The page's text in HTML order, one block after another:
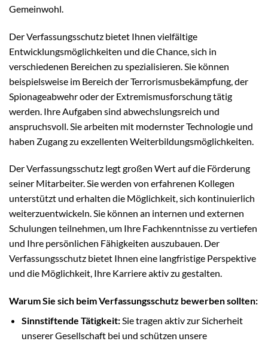
Gemeinwohl.
Der Verfassungsschutz bietet Ihnen vielfältige
Entwicklungsmöglichkeiten und die Chance, sich in
verschiedenen Bereichen zu spezialisieren. Sie können
beispielsweise im Bereich der Terrorismusbekämpfung, der
Spionageabwehr oder der Extremismusforschung tätig
werden. Ihre Aufgaben sind abwechslungsreich und
anspruchsvoll. Sie arbeiten mit modernster Technologie und
haben Zugang zu exzellenten Weiterbildungsmöglichkeiten.
Der Verfassungsschutz legt großen Wert auf die Förderung
seiner Mitarbeiter. Sie werden von erfahrenen Kollegen
unterstützt und erhalten die Möglichkeit, sich kontinuierlich
weiterzuentwickeln. Sie können an internen und externen
Schulungen teilnehmen, um Ihre Fachkenntnisse zu vertiefen
und Ihre persönlichen Fähigkeiten auszubauen. Der
Verfassungsschutz bietet Ihnen eine langfristige Perspektive
und die Möglichkeit, Ihre Karriere aktiv zu gestalten.
Warum Sie sich beim Verfassungsschutz bewerben sollten:
Sinnstiftende Tätigkeit:Sie tragen aktiv zur Sicherheit
unserer Gesellschaft bei und schützen unsere